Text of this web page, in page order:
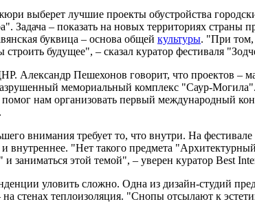
выберет лучшие проекты обустройства
Задача – показать на новых территориях страны
буквица – основа общей культуры. "При том,
строить будущее", – сказал куратор фестиваля
Александр Пешехонов говорит, что проектов –
мемориальный комплекс "Саур-
нам организовать первый международный
внимания требует то, что внутри. На
внутреннее. "Нет такого предмета
заниматься этой темой", – уверен куратор Best
уловить сложно. Одна из дизайн-студий
стенах теплоизоляция. "Снопы отсылают к